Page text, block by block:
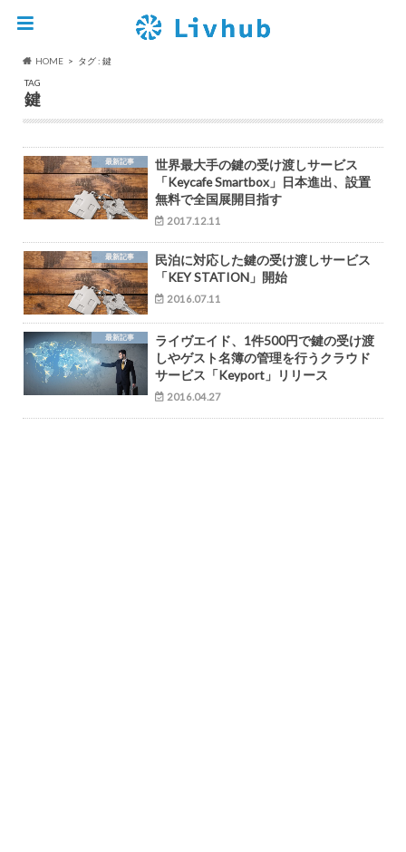
HOME
タグ : 鍵
TAG
鍵
最新記事
世界最大手の鍵の受け渡しサービス
「Keycafe Smartbox」日本進出、設置
無料で全国展開目指す
2017.12.11
最新記事
民泊に対応した鍵の受け渡しサービス
「KEY STATION」開始
2016.07.11
最新記事
ライヴエイド、1件500円で鍵の受け渡
しやゲスト名簿の管理を行うクラウド
サービス「Keyport」リリース
2016.04.27